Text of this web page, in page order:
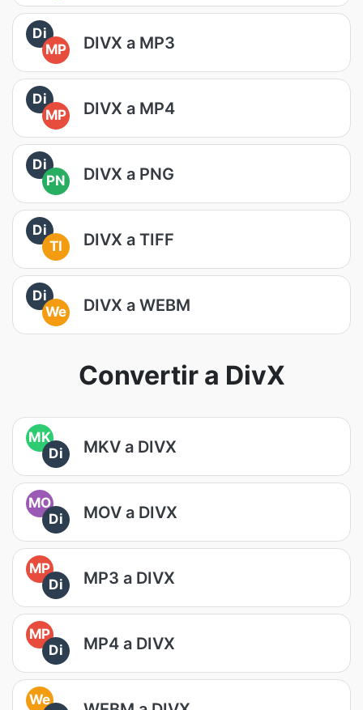
Di
MP
DIVX a MP3
Di
MP
DIVX a MP4
Di
PN
DIVX a PNG
Di
TI
DIVX a TIFF
Di
We
DIVX a WEBM
Convertir a DivX
MK
Di
MKV a DIVX
MO
Di
MOV a DIVX
MP
Di
MP3 a DIVX
MP
Di
MP4 a DIVX
We